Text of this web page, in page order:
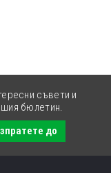
съвети и
бюлетин.
до